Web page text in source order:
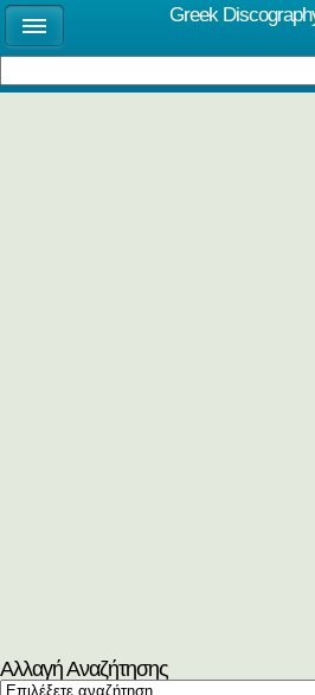
Αλλαγή Αναζήτησης
Greek